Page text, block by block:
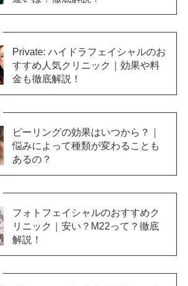
Private: ハイドラフェイシャルのお
すすめ人気クリニック｜効果や料
金も徹底解説！
ピーリングの効果はいつから？｜
悩みによって種類が変わることも
あるの？
フォトフェイシャルのおすすめク
リニック｜安い？M22って？徹底
解説！